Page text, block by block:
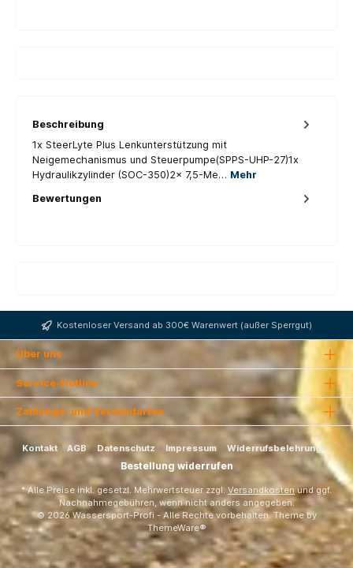
Beschreibung
1x SteerLyte Plus Lenkunterstützung mit
Neigemechanismus und Steuerpumpe(SPPS-UHP-27)1x
Hydraulikzylinder (SOC-350)2x 7,5-Me… Mehr
Bewertungen
Kostenloser Versand ab 300€ Warenwert (außer Sperrgut)
Über uns
Service-Hotline
Zahlungs- und Versandarten
Kontakt AGB Datenschutz Impressum Widerrufsbelehrung
Bestellung widerrufen
* Alle Preise inkl. gesetzl. Mehrwertsteuer zzgl. Versandkostenund ggf.
Nachnahmegebühren, wenn nicht anders angegeben.
© 2026 Wassersport-Profi - Alle Rechte vorbehalten. Theme by
ThemeWare®